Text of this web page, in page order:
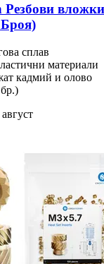
Резбови
сплав
материали
кадмий и олово